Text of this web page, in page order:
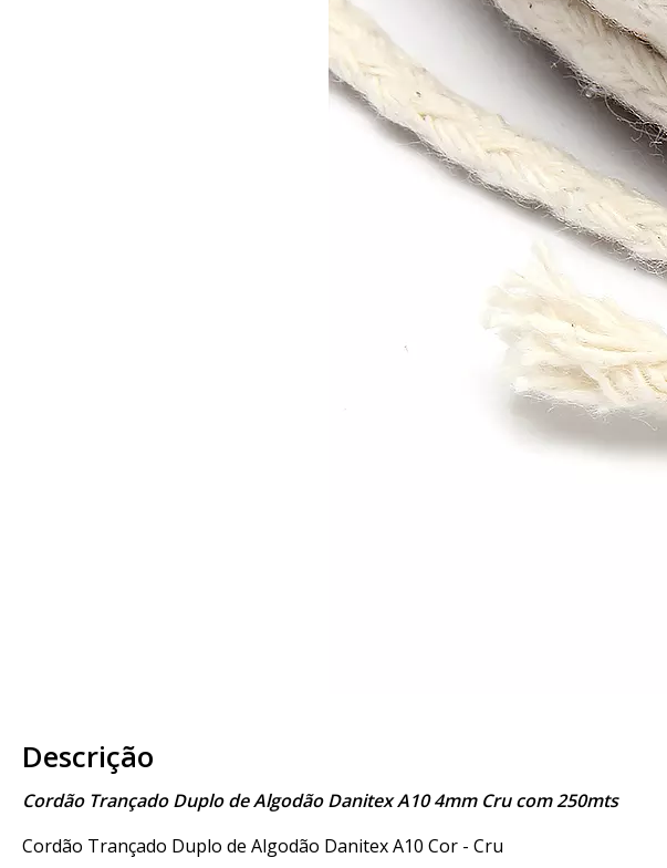
Descrição
Cordão Trançado Duplo de Algodão Danitex A10 4mm Cru com 250mts
Cordão Trançado Duplo de Algodão Danitex A10 Cor - Cru